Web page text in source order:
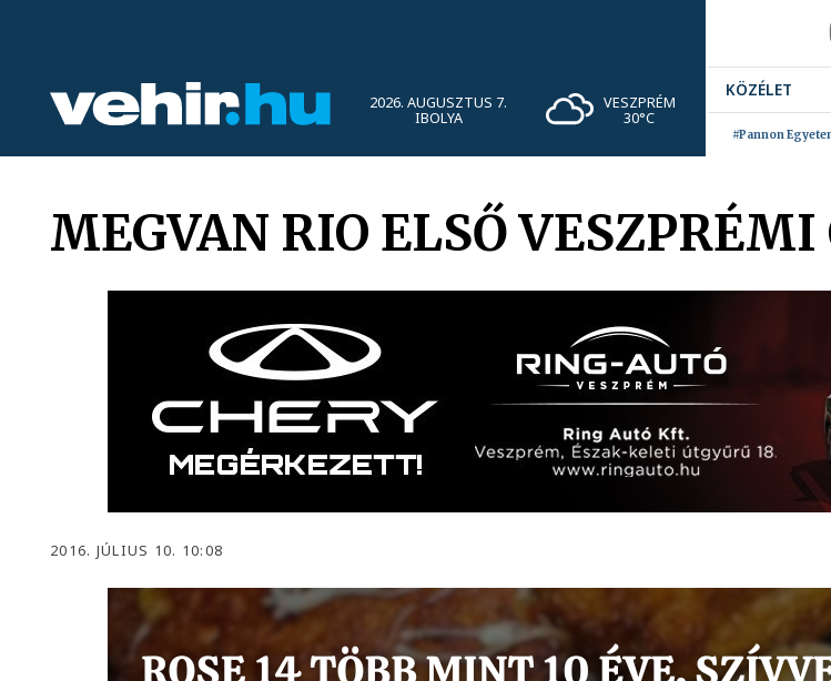
2026. AUGUSZTUS 7.
IBOLYA
VESZPRÉM
30°C
KÖZÉLET
#Pannon
MEGVAN RIO ELSŐ
2016. JÚLIUS 10. 10:08